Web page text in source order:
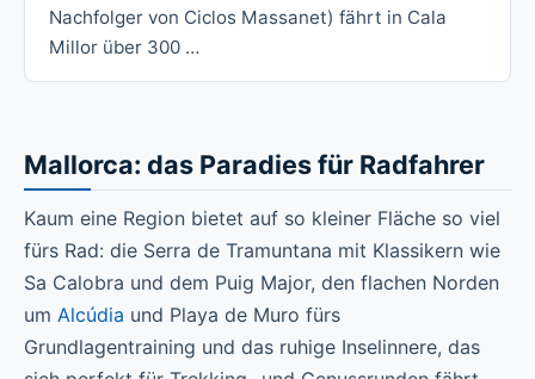
Nachfolger von Ciclos Massanet) fährt in Cala
Millor über 300 …
Mallorca: das Paradies für Radfahrer
Kaum eine Region bietet auf so kleiner Fläche so viel
fürs Rad: die Serra de Tramuntana mit Klassikern wie
Sa Calobra und dem Puig Major, den flachen Norden
um Alcúdia und Playa de Muro fürs
Grundlagentraining und das ruhige Inselinnere, das